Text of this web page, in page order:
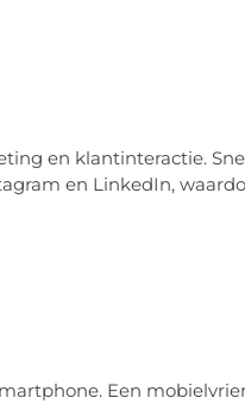
en klantinteractie.
en LinkedIn,
Een